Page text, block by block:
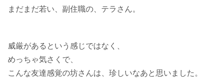
まだまだ若い、副住職の、テラさん。
威厳があるという感じではなく、
めっちゃ気さくで、
こんな友達感覚の坊さんは、珍しいなあと思いました。